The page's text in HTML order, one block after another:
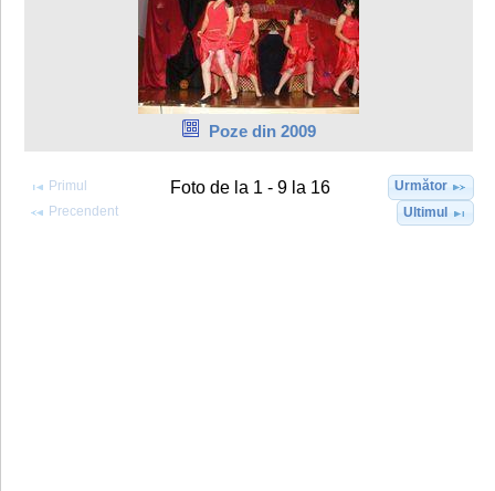
Poze din 2009
Primul
Precendent
Foto de la 1 - 9 la 16
Următor
Ultimul